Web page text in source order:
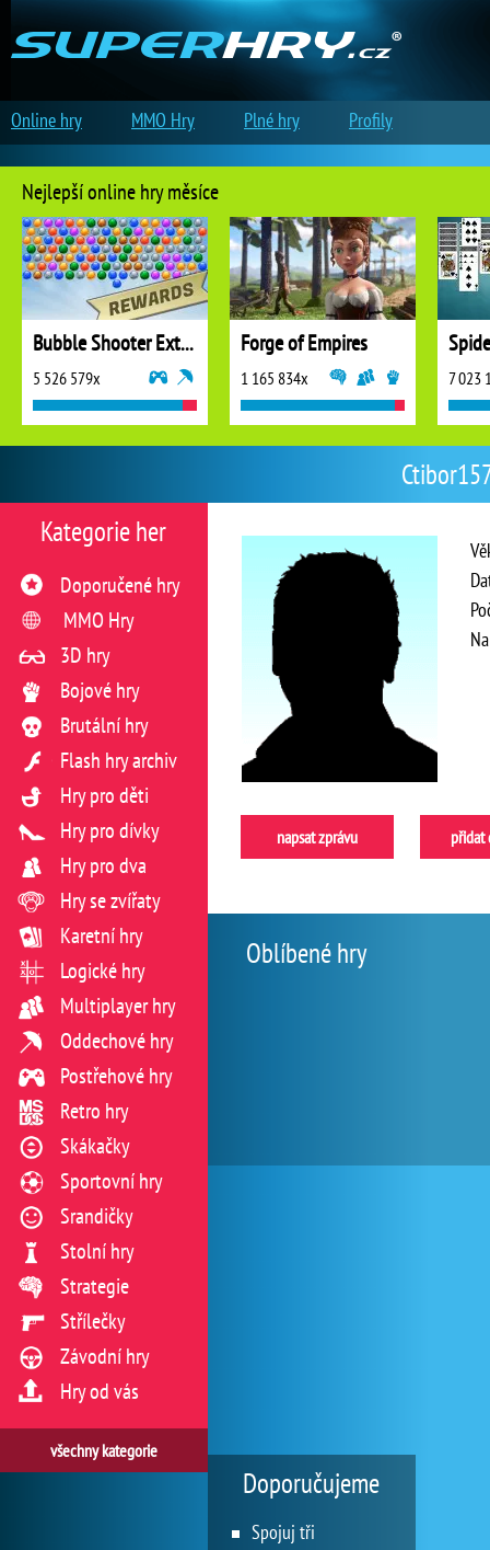
napsat zprávu přidat
Oblíbené hry
Kategorie her
Doporučené hry
MMO Hry
3D hry
Bojové hry
Brutální hry
Flash hry archiv
Hry pro děti
Hry pro dívky
Hry pro dva
Hry se zvířaty
Karetní hry
Logické hry
Multiplayer hry
Oddechové hry
Postřehové hry
Retro hry
Skákačky
Sportovní hry
Srandičky
Stolní hry
Strategie
Střílečky
Závodní hry
Hry od vás
všechny kategorie
Doporučujeme
Spojuj tři
Nejlepší online hry měsíce
Bubble Shooter Extreme
5 526 579x
Forge of Empires
1 165 834x 7 023
Online hry MMO Hry Plné hry Profily